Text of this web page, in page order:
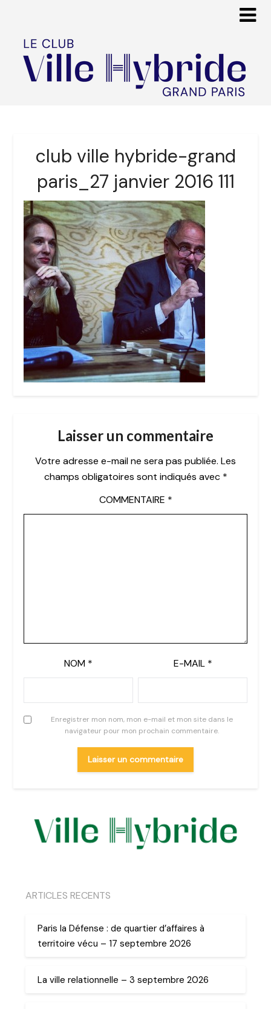
club ville hybride-grand
paris_27 janvier 2016 111
Laisser un commentaire
Votre adresse e-mail ne sera pas publiée. Les
champs obligatoires sont indiqués avec *
COMMENTAIRE *
NOM * E-MAIL *
Enregistrer mon nom, mon e-mail et mon site dans le
navigateur pour mon prochain commentaire.
ARTICLES RECENTS
Paris la Défense : de quartier d’affaires à
territoire vécu – 17 septembre 2026
La ville relationnelle – 3 septembre 2026